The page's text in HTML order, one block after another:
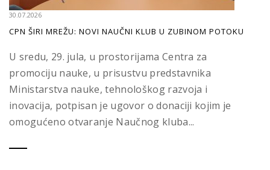
30.07.2026
CPN ŠIRI MREŽU: NOVI NAUČNI KLUB U ZUBINOM POTOKU
U sredu, 29. jula, u prostorijama Centra za
promociju nauke, u prisustvu predstavnika
Ministarstva nauke, tehnološkog razvoja i
inovacija, potpisan je ugovor o donaciji kojim je
omogućeno otvaranje Naučnog kluba...